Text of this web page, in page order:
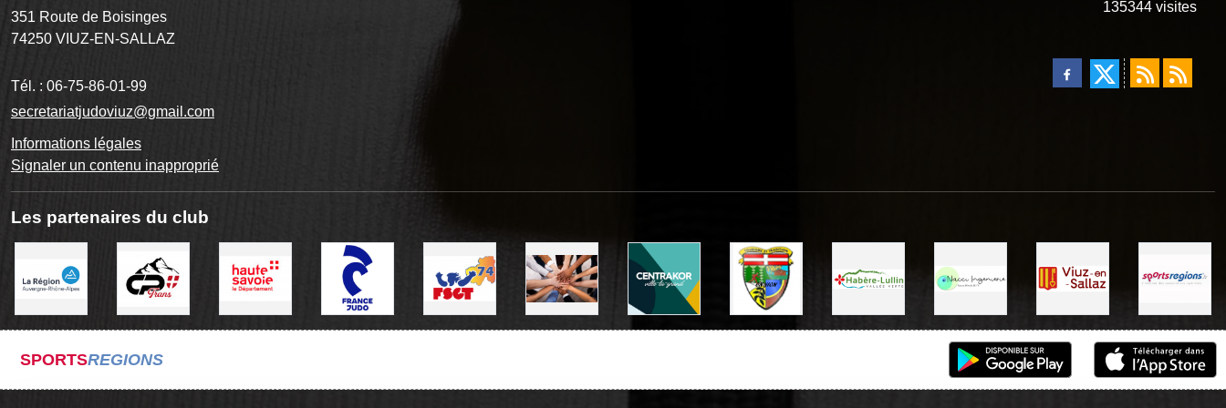
351 Route de Boisinges
74250 VIUZ-EN-SALLAZ
Tél. : 06-75-86-01-99
secretariatjudoviuz@gmail.com
Informations légales
Signaler un contenu inapproprié
135344 visites
Les partenaires du club
SPORTSREGIONS